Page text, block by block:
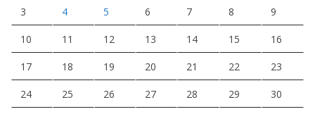
3 4 5 6 7 8 9
10 11 12 13 14 15 16
17 18 19 20 21 22 23
24 25 26 27 28 29 30